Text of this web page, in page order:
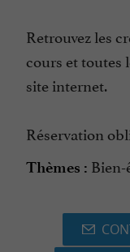
Retrouvez les
cours et toutes
site internet.
Réservation
Thèmes :